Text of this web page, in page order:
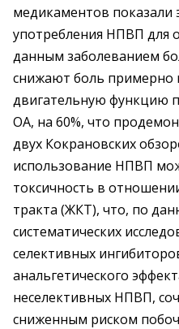
медикаментов показали
употребления НПВП для
данным заболеванием
снижают боль примерно
двигательную функцию
ОА, на 60%, что
двух Кокрановских
использование НПВП
токсичность в
тракта (ЖКТ), что, по
систематических
селективных
анальгетического
неселективных НПВП,
сниженным риском